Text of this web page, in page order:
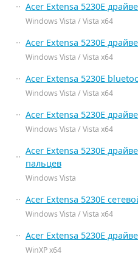
Acer Extensa 5230E
Windows Vista / Vista x64
Acer Extensa 5230E
Windows Vista / Vista x64
Acer Extensa 5230E
Windows Vista / Vista x64
Acer Extensa 5230E
Windows Vista / Vista x64
Acer Extensa 5230E
пальцев
Windows Vista
Acer Extensa 5230E
Windows Vista / Vista x64
Acer Extensa 5230E
WinXP x64